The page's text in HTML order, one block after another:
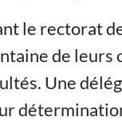
le rectorat
de leurs
Une